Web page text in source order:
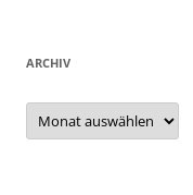
ARCHIV
Archiv